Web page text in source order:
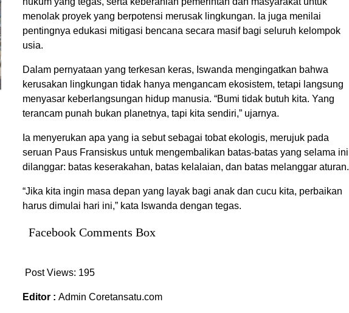
menolak proyek yang berpotensi merusak lingkungan. Ia juga menilai
pentingnya edukasi mitigasi bencana secara masif bagi seluruh kelompok
usia.
Dalam pernyataan yang terkesan keras, Iswanda mengingatkan bahwa
kerusakan lingkungan tidak hanya mengancam ekosistem, tetapi langsung
menyasar keberlangsungan hidup manusia. “Bumi tidak butuh kita. Yang
terancam punah bukan planetnya, tapi kita sendiri,” ujarnya.
Ia menyerukan apa yang ia sebut sebagai tobat ekologis, merujuk pada
seruan Paus Fransiskus untuk mengembalikan batas-batas yang selama ini
dilanggar: batas keserakahan, batas kelalaian, dan batas melanggar aturan.
“Jika kita ingin masa depan yang layak bagi anak dan cucu kita, perbaikan
harus dimulai hari ini,” kata Iswanda dengan tegas.
Facebook Comments Box
Post Views: 195
Editor : Admin Coretansatu.com